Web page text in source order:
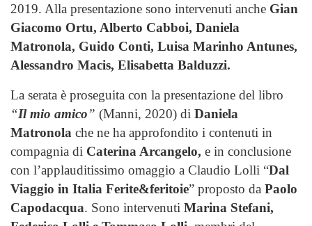
2019. Alla presentazione sono intervenuti anche Gian
Giacomo Ortu, Alberto Cabboi, Daniela
Matronola, Guido Conti, Luisa Marinho Antunes,
Alessandro Macis, Elisabetta Balduzzi.
La serata è proseguita con la presentazione del libro
“Il mio amico” (Manni, 2020) di Daniela
Matronola che ne ha approfondito i contenuti in
compagnia di Caterina Arcangelo, e in conclusione
con l’applauditissimo omaggio a Claudio Lolli “Dal
Viaggio in Italia Ferite&feritoie” proposto da Paolo
Capodacqua. Sono intervenuti Marina Stefani,